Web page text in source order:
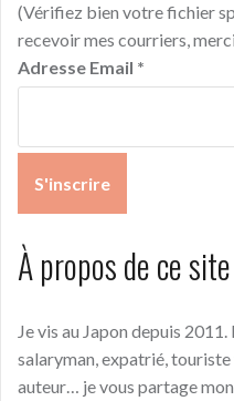
(Vérifiez bien votre fichier
recevoir mes courriers,
Adresse Email *
À propos de ce site
Je vis au Japon depuis
salaryman, expatrié,
auteur… je vous partage